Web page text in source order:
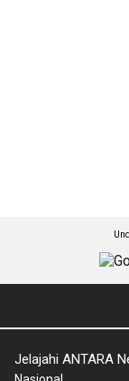
Jelajahi ANTARA